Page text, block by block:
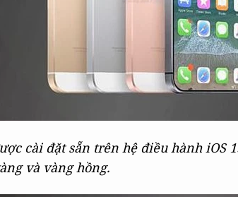
cài đặt sẵn trên hệ điều hành iOS
và vàng hồng.